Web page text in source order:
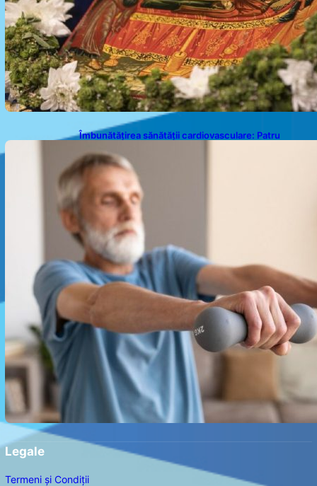
Îmbunătățirea sănătății cardiovasculare: Patru
la domiciliu
Legale
Termeni și Condiții